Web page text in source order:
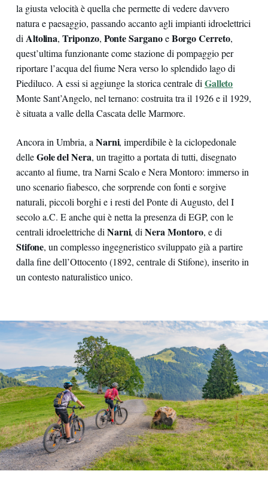
la giusta velocità è quella che permette di vedere davvero
natura e paesaggio, passando accanto agli impianti idroelettrici
di Altolina,Triponzo, Ponte SarganoeBorgo Cerreto,
quest’ultima funzionante come stazione di pompaggio per
riportare l’acqua del fiume Nera verso lo splendido lago di
Piediluco. A essi si aggiunge la storica centrale di Galleto
Monte Sant’Angelo, nel ternano: costruita tra il 1926 e il 1929,
è situata a valle della Cascata delle Marmore.
Ancora in Umbria, a Narni, imperdibile è la ciclopedonale
delleGole del Nera, un tragitto a portata di tutti, disegnato
accanto al fiume, tra Narni Scalo e Nera Montoro: immerso in
uno scenario fiabesco, che sorprende con fonti e sorgive
naturali, piccoli borghi e i resti del Ponte di Augusto, del I
secolo a.C. E anche qui è netta la presenza di EGP, con le
centrali idroelettriche di Narni, diNera Montoro, e di
Stifone, un complesso ingegneristico sviluppato già a partire
dalla fine dell’Ottocento (1892, centrale di Stifone), inserito in
un contesto naturalistico unico.